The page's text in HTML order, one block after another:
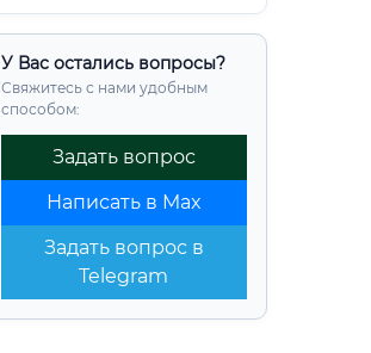
У Вас остались вопросы?
Свяжитесь с нами удобным
способом:
Задать вопрос
Написать в Max
Задать вопрос в
Telegram